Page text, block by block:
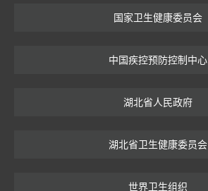
国家卫生健康委员会
中国疾控预防控制中心
湖北省人民政府
湖北省卫生健康委员会
世界卫生组织